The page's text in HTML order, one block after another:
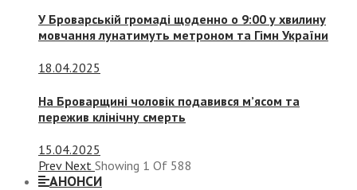
У Броварській громаді щоденно о 9:00 у хвилину
мовчання лунатимуть метроном та Гімн України
18.04.2025
На Броварщині чоловік подавився м’ясом та
пережив клінічну смерть
15.04.2025
Prev Next Showing 1 Of 588
АНОНСИ